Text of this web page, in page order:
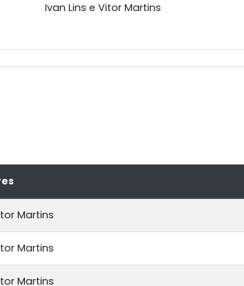
Ivan Lins e Vitor Martins
Martins
Martins
Martins